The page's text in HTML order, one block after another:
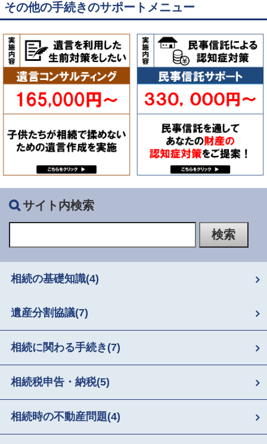
その他の手続きのサポートメニュー
サイト内検索
相続の基礎知識(4)
遺産分割協議(7)
相続に関わる手続き (7)
相続税申告・納税(5)
相続時の不動産問題(4)